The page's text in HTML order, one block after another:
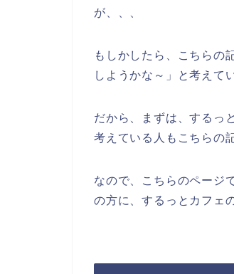
が、、、
もしかしたら、こちらの
しようかな～」と考えて
だから、まずは、するっ
考えている人もこちらの
なので、こちらのページ
の方に、するっとカフェ